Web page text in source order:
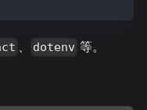
、 dotenv 等。